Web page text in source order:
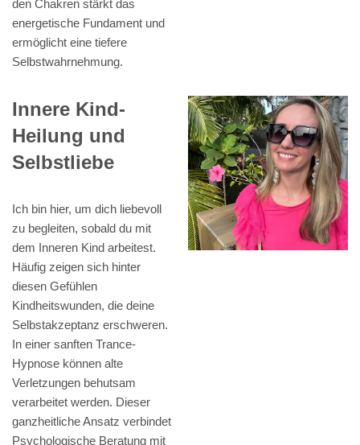
den Chakren stärkt das
energetische Fundament und
ermöglicht eine tiefere
Selbstwahrnehmung.
Innere Kind-
Heilung und
Selbstliebe
Ich bin hier, um dich liebevoll
zu begleiten, sobald du mit
dem Inneren Kind arbeitest.
Häufig zeigen sich hinter
diesen Gefühlen
Kindheitswunden, die deine
Selbstakzeptanz erschweren.
In einer sanften Trance-
Hypnose können alte
Verletzungen behutsam
verarbeitet werden. Dieser
ganzheitliche Ansatz verbindet
Psychologische Beratung mit